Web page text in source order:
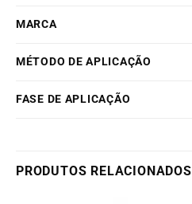
MARCA
MÉTODO DE APLICAÇÃO
FASE DE APLICAÇÃO
PRODUTOS RELACIONADOS